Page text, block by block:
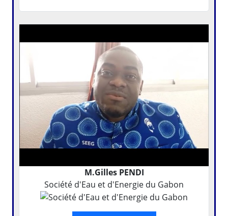
M.Gilles PENDI
Société d'Eau et d'Energie du Gabon